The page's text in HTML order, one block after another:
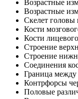
Возрастные
Возрастные
Скелет головы
Кости
Кости
Строение
Строение
Соединения
Граница
Контрфорсы
Половые